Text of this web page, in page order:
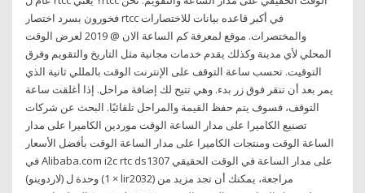
فخورون بسرد اختصار rtcc في أكبر قاعده بيانات للاختصارات
والمختصرات. موقع لمعرفة كم الساعة الان @ 2019 لعرض الوقت
المحلي لأي مدينة وكذلك يقدم خدمات مجانية مثل التاريخ والتقويم وفرق
التوقيت. تحسب ساعة التوقف على الإنترنت الوقت بالمللي ثانية الذي
يمر بعد أن تنقر فوق زر بدء. وهي تتيح لك إضافة مراحل. إذا أغلقت ساعة
التوقف، فسوف يتم حفظ القيمة والمراحل تلقائيًا. البحث عن شركات
تصنيع الكاميرا على مدار الساعة الوقت موردين الكاميرا على مدار
الساعة الوقت ومنتجات الكاميرا على مدار الساعة الوقت بأفضل الأسعار
في Alibaba.com i2c rtc ds1307 على مدار الساعة في الوقت الحقيقي
وحدة ل (لاردوينو) (1 × lir2032) مراجعة، يمكنك أن تجد مزيد من